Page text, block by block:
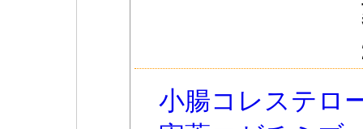
小腸コレステロ